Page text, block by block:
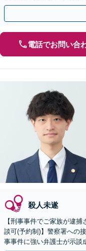
電話でお問い合
殺人未遂
【刑事事件でご家族が逮
談可(予約制)】警察署への
事事件に強い弁護士が示談